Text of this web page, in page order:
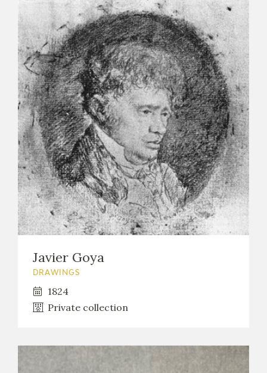
Javier Goya
DRAWINGS
1824
Private collection